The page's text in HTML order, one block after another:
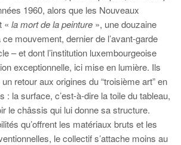
1960, alors que les Nouveaux
« la mort de la peinture », une douzaine
ce mouvement, dernier de l’avant-garde
– et dont l’institution luxembourgeoise
exceptionnelle, ici mise en lumière. Ils
retour aux origines du “troisième art” en
: la surface, c’est-à-dire la toile du tableau,
le châssis qui lui donne sa structure.
qu’offrent les matériaux bruts et les
le collectif s’attache moins au